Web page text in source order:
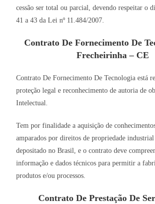
cessão ser total ou parcial, devendo respeitar o
41 a 43 da Lei nº 11.484/2007.
Contrato De Fornecimento De
Frecheirinha – CE
Contrato De Fornecimento De Tecnologia está
proteção legal e reconhecimento de autoria de
Intelectual.
Tem por finalidade a aquisição de
amparados por direitos de propriedade
depositado no Brasil, e o contrato deve
informação e dados técnicos para permitir a
produtos e/ou processos.
Contrato De Prestação De